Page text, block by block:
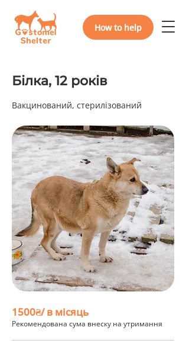
How to help
Білка, 12 років
Вакцинований, стерилізований
1500₴/ в місяць
Рекомендована сума внеску на утримання